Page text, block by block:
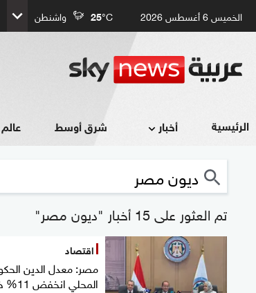
الخميس 6 أغسطس 2026 25°C واشنطن
الرئيسية أخبار شرق أوسط عالم
تم العثور على 15 أخبار "ديون مصر"
اقتصاد
مصر: معدل الدين
المحلي انخفض 11% خلال عامين